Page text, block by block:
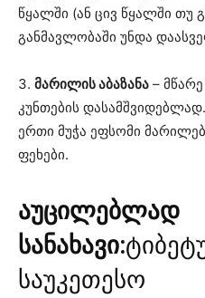
წყალში (ან ცივ წყალში თუ
განმავლობაში უნდა
3. მარილის აბაზანა –
კუნთების
ერთი მუჭა ეფსომი
ფეხები.
აუცილებლად
სანახავი:
საუკეთესო